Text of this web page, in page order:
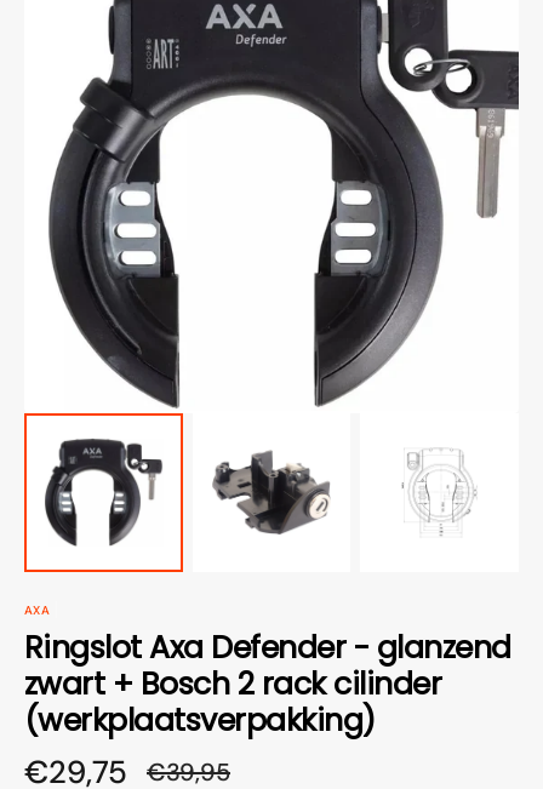
galerieweergave
AXA
Ringslot Axa Defender - glanzend
zwart + Bosch 2 rack cilinder
(werkplaatsverpakking)
€29,75 €39,95